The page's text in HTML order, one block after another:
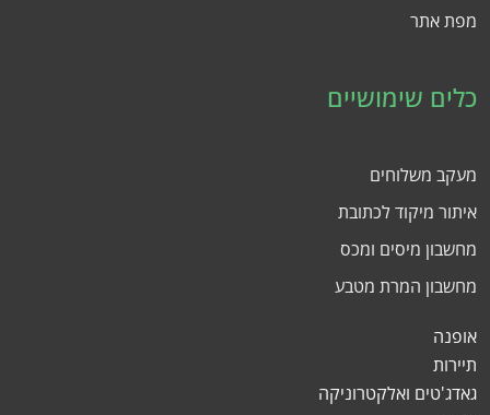
מפת אתר
כלים שימושיים
מעקב משלוחים
איתור מיקוד לכתובת
מחשבון מיסים ומכס
מחשבון המרת מטבע
אופנה
תיירות
גאדג'טים ואלקטרוניקה